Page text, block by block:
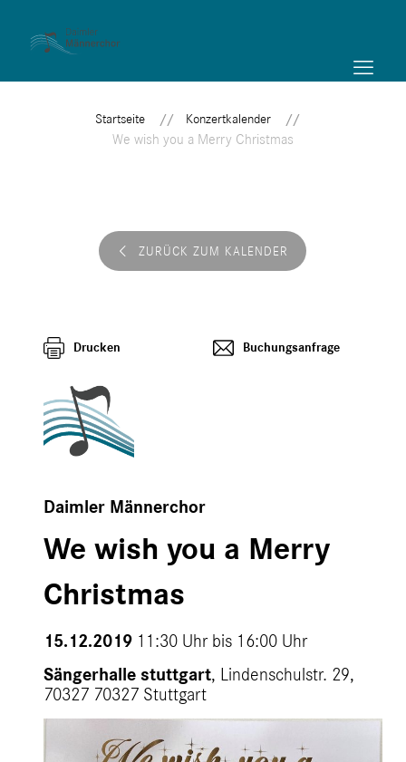
Startseite Konzertkalender
We wish you a Merry Christmas
Buchungsanfrage
Drucken
Daimler Männerchor
We wish you a Merry
Christmas
15.12.2019 11:30 Uhr bis 16:00 Uhr
Sängerhalle stuttgart, Lindenschulstr. 29,
70327 70327 Stuttgart
ZURÜCK ZUM KALENDER